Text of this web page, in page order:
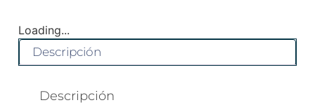
Loading...
Descripción
Descripción